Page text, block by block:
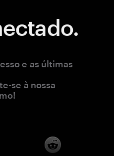
e as últimas
se à nossa